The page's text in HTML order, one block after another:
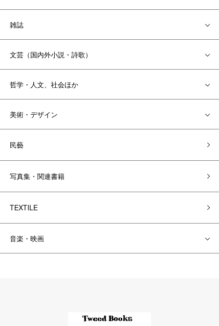
雑誌
文芸（国内外小説・詩歌）
哲学・人文、社会ほか
美術・デザイン
民藝
写真集・関連書籍
TEXTILE
音楽・映画